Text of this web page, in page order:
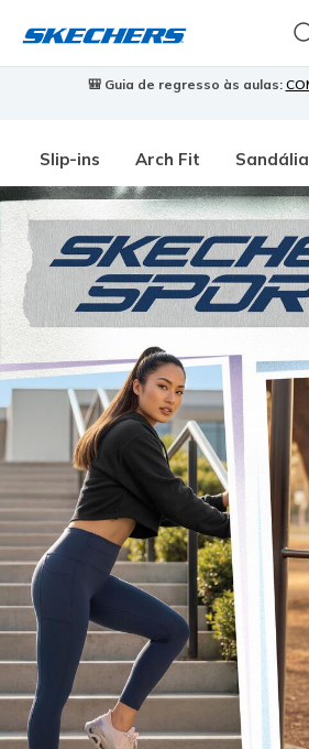
🎒 Guia de regresso às aulas:
Slip-ins Arch Fit